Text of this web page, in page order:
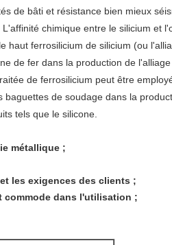
de bâti et résistance bien mieux
chimique entre le silicium et
ferrosilicium de silicium (ou
de fer dans la production de l'alliage
de ferrosilicium peut être
de soudage dans la
tels que le silicone.
métallique ;
les exigences des clients ;
commode dans l'utilisation ;